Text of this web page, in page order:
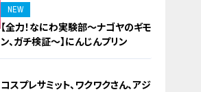
NEW
【全力！なにわ実験部～ナゴヤのギモ
ン、ガチ検証～】にんじんプリン
コスプレサミット、ワクワクさん、アジ